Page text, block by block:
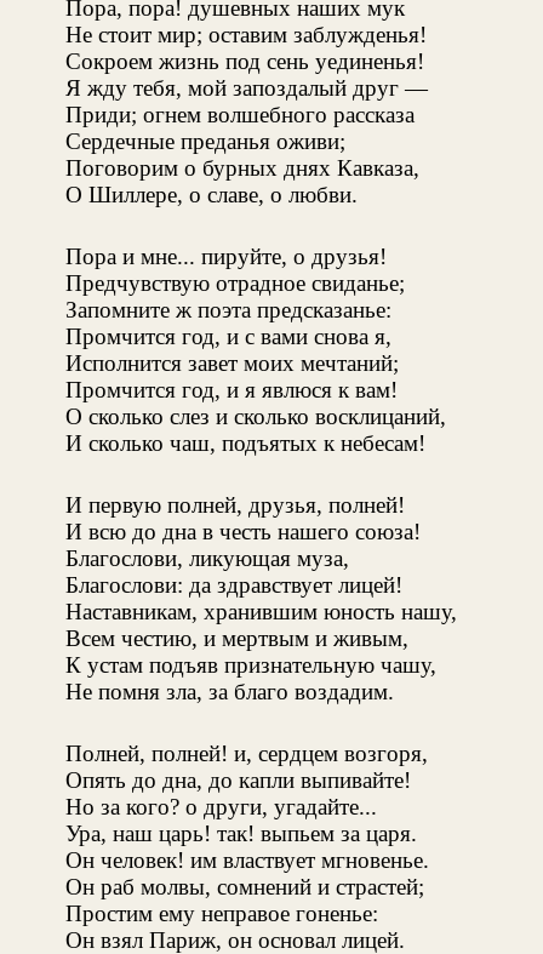
Пора, пора! душевных наших мук
Не стоит мир; оставим заблужденья!
Сокроем жизнь под сень уединенья!
Я жду тебя, мой запоздалый друг —
Приди; огнем волшебного рассказа
Сердечные преданья оживи;
Поговорим о бурных днях Кавказа,
О Шиллере, о славе, о любви.
Пора и мне... пируйте, о друзья!
Предчувствую отрадное свиданье;
Запомните ж поэта предсказанье:
Промчится год, и с вами снова я,
Исполнится завет моих мечтаний;
Промчится год, и я явлюся к вам!
О сколько слез и сколько восклицаний,
И сколько чаш, подъятых к небесам!
И первую полней, друзья, полней!
И всю до дна в честь нашего союза!
Благослови, ликующая муза,
Благослови: да здравствует лицей!
Наставникам, хранившим юность нашу,
Всем честию, и мертвым и живым,
К устам подъяв признательную чашу,
Не помня зла, за благо воздадим.
Полней, полней! и, сердцем возгоря,
Опять до дна, до капли выпивайте!
Но за кого? о други, угадайте...
Ура, наш царь! так! выпьем за царя.
Он человек! им властвует мгновенье.
Он раб молвы, сомнений и страстей;
Простим ему неправое гоненье:
Он взял Париж, он основал лицей.